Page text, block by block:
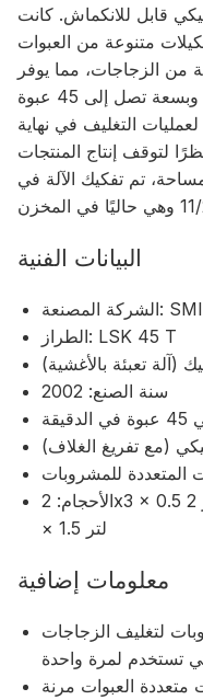
قابل للانكماش. كانت
متنوعة من العبوات
من الزجاجات، مما يوفر
مرونة في تنسيقات العبوات المتعددة. وبسعة تصل إلى 45 عبوة
التغليف في نهاية
لتوقف إنتاج المنتجات
تم تفكيك الآلة في
البيانات الفنية
الشركة المصنعة: SMI
الطراز: LSK 45 T
(آلة تعبئة بالأغشية)
سنة الصنع: 2002
(مع تفريغ الغلاف)
المتعددة للمشروبات
الأحجام: 2x3 × 0.5 لتر 2x3 × 1.0 لتر 2x2 × 1.0 لتر 2x3
× 1.5 لتر
معلومات إضافية
لتغليف الزجاجات
تستخدم لمرة واحدة
متعددة العبوات مرنة